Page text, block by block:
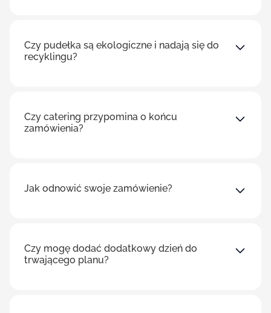
Czy pudełka są ekologiczne i nadają się do
recyklingu?
Czy catering przypomina o końcu
zamówienia?
Jak odnowić swoje zamówienie?
Czy mogę dodać dodatkowy dzień do
trwającego planu?